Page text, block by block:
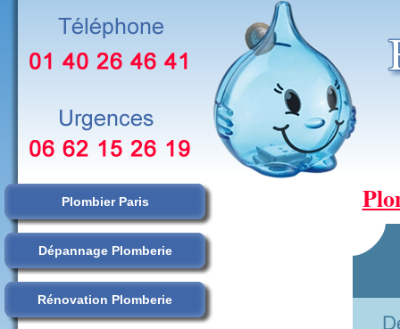
Plombier Paris
Dépannage Plomberie
Rénovation Plomberie